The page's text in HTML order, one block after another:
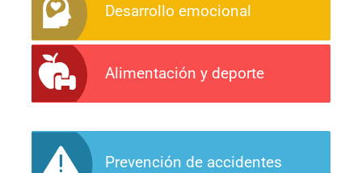
Desarrollo emocional
Alimentación y deporte
Prevención de accidentes